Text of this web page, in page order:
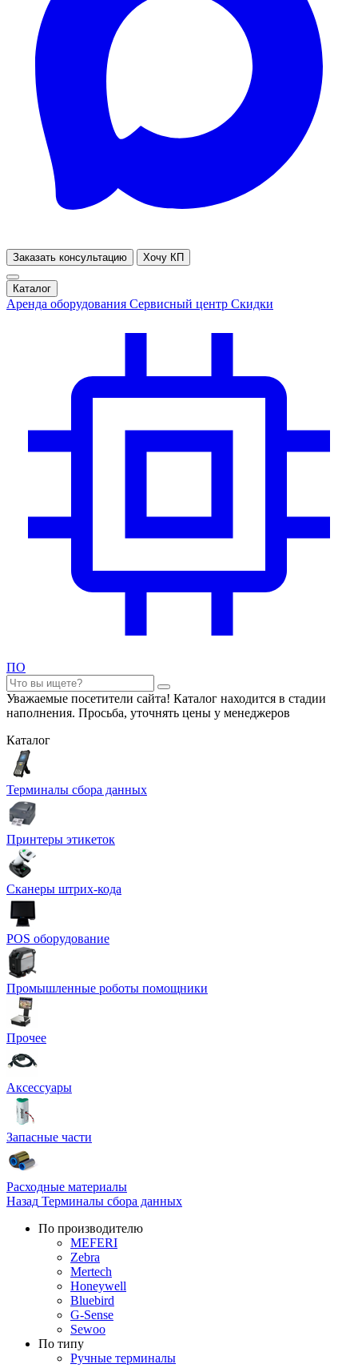
Заказать консультацию Хочу КП
Каталог
Аренда оборудования Сервисный центр Скидки
ПО
Уважаемые посетители сайта! Каталог находится в стадии
наполнения. Просьба, уточнять цены у менеджеров
Каталог
Терминалы сбора данных
Принтеры этикеток
Сканеры штрих-кода
POS оборудование
Промышленные роботы помощники
Прочее
Аксессуары
Запасные части
Расходные материалы
Назад Терминалы сбора данных
По производителю
MEFERI
Zebra
Mertech
Honeywell
Bluebird
G-Sense
Sewoo
По типу
Ручные терминалы